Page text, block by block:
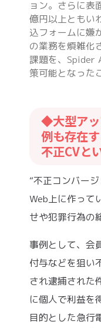
ョン。さらに表
億円以上ともい
込フォームに嫌
の業務を煩雑化
課題を、Spider
策可能となった
◆大型アッ
例も存在
不正CVと
“不正コンバー
Web上に作って
せや犯罪行為の
事例として、会
付与などを狙い
され逮捕され
に個人で利益を
目的とした急行